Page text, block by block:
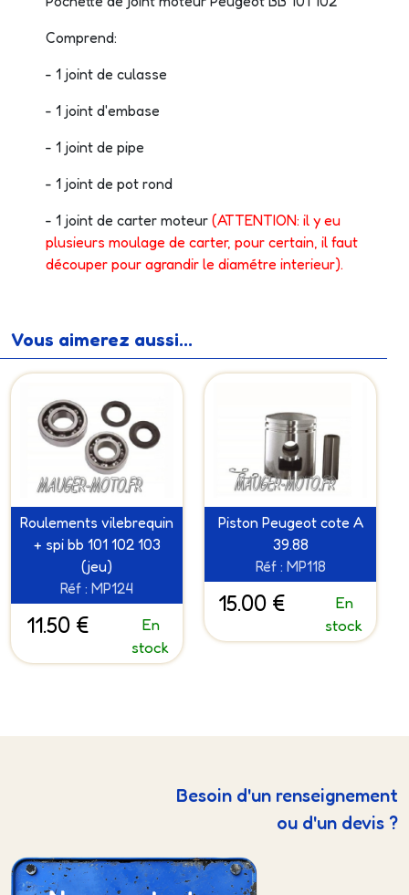
Comprend:
- 1 joint de culasse
- 1 joint d'embase
- 1 joint de pipe
- 1 joint de pot rond
- 1 joint de carter moteur (ATTENTION: il y eu
plusieurs moulage de carter, pour certain, il faut
découper pour agrandir le diamétre interieur).
Vous aimerez aussi...
Roulements vilebrequin
+ spi bb 101 102 103
(jeu)
Réf : MP124
11.50 €
En
stock
Piston Peugeot cote A
39.88
Réf : MP118
15.00 €
En
stock
Besoin d'un renseignement
ou d'un devis ?